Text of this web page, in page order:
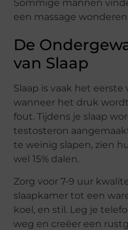
Sommige mannen
een massage
De
van Slaap
Slaap is vaak het
wanneer het druk
fout. Tijdens je slaap
testosteron
te weinig slapen, zien
wel 15% dalen.
Zorg voor 7-9 uur
slaapkamer tot een
koel, en stil. Leg je
weg en creëer een